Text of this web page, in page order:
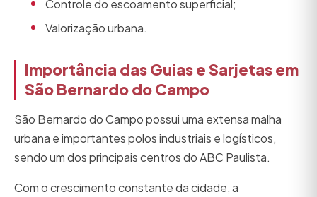
Controle do escoamento superficial;
Valorização urbana.
Importância das Guias e Sarjetas em
São Bernardo do Campo
São Bernardo do Campo possui uma extensa malha
urbana e importantes polos industriais e logísticos,
sendo um dos principais centros do ABC Paulista.
Com o crescimento constante da cidade, a